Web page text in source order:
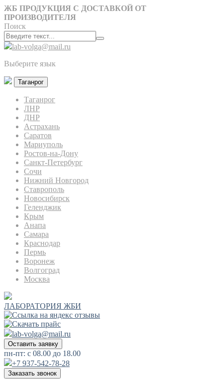
ЖБ ПРОДУКЦИЯ С ДОСТАВКОЙ ОТ
ПРОИЗВОДИТЕЛЯ
Поиск
lab-volga@mail.ru
Выберите язык
Таганрог
Таганрог
ЛНР
ДНР
Астрахань
Саратов
Мариуполь
Ростов-на-Дону
Санкт-Петербург
Сочи
Нижний Новгород
Ставрополь
Новосибирск
Геленджик
Крым
Анапа
Самара
Краснодар
Пермь
Воронеж
Волгоград
Москва
ЛАБОРАТОРИЯ ЖБИ
lab-volga@mail.ru
Оставить заявку
пн-пт: с 08.00 до 18.00
+7 937-542-78-28
Заказать звонок